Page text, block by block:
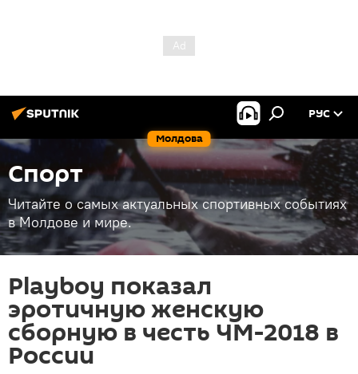
Молдова
РУС
Спорт
Читайте о самых актуальных спортивных событиях
в Молдове и мире.
Playboy показал
эротичную женскую
сборную в честь ЧМ-2018 в
России